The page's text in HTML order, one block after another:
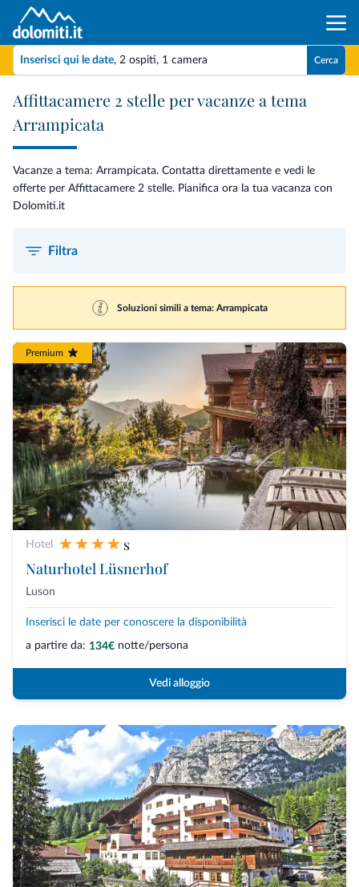
Inserisci qui le date, 2 ospiti, 1 camera Cerca
Affittacamere 2 stelle per vacanze a tema
Arrampicata
Vacanze a tema: Arrampicata. Contatta direttamente e vedi le
offerte per Affittacamere 2 stelle. Pianifica ora la tua vacanza con
Dolomiti.it
Filtra
Soluzioni simili a tema: Arrampicata
Premium
Hotel
s
Naturhotel Lüsnerhof
Luson
Inserisci le date per conoscere la disponibilità
a partire da: 134€ notte/persona
Vedi alloggio